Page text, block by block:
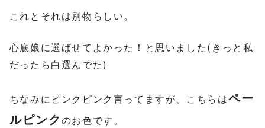
これとそれは別物らしい。
心底娘に選ばせてよかった！と思いました(きっと私
だったら白選んでた)
ちなみにピンクピンク言ってますが、こちらはペー
ルピンク のお色です。